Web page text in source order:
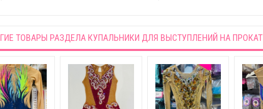
ТОВАРЫ РАЗДЕЛА КУПАЛЬНИКИ ДЛЯ ВЫСТУПЛЕНИЙ НА ПРОКАТ